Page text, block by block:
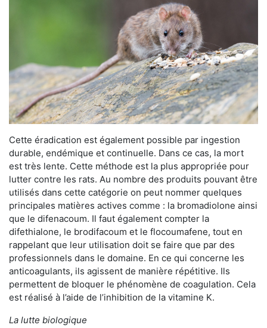
Cette éradication est également possible par ingestion
durable, endémique et continuelle. Dans ce cas, la mort
est très lente. Cette méthode est la plus appropriée pour
lutter contre les rats. Au nombre des produits pouvant être
utilisés dans cette catégorie on peut nommer quelques
principales matières actives comme : la bromadiolone ainsi
que le difenacoum. Il faut également compter la
difethialone, le brodifacoum et le flocoumafene, tout en
rappelant que leur utilisation doit se faire que par des
professionnels dans le domaine. En ce qui concerne les
anticoagulants, ils agissent de manière répétitive. Ils
permettent de bloquer le phénomène de coagulation. Cela
est réalisé à l’aide de l’inhibition de la vitamine K.
La lutte biologique